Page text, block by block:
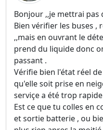
Bonjour ,,je mettrai pas
Bien vérifier les buses ,
,,mais en ouvrant le
prend du liquide donc
passant .
Vérifie bien l'état réel
qu'elle soit prise en
serviçe a été trop
Est ce que tu colles en
et sortie batterie , ou